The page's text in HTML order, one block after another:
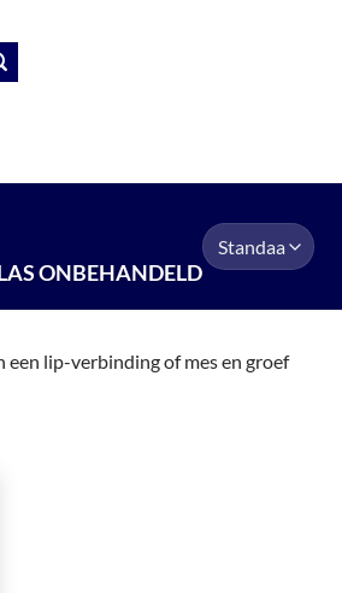
ONBEHANDELD
een lip-verbinding of mes en groef